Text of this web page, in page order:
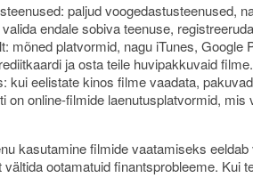
paljud voogedastusteenused,
endale sobiva teenuse,
mõned platvormid, nagu iTunes,
ja osta teile huvipakkuvaid filme.
kui eelistate kinos filme vaadata,
on online-filmide laenutusplatvormid,
kasutamine filmide vaatamiseks
ootamatuid finantsprobleeme. Kui